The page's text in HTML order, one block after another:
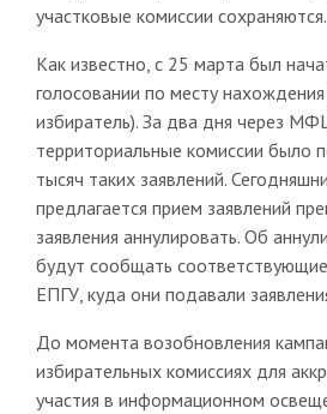
участковые комиссии сохраняются.
Как известно, с 25 марта был
голосовании по месту
избиратель). За два дня через
территориальные комиссии было
тысяч таких заявлений.
предлагается прием заявлений
заявления аннулировать. Об
будут сообщать
ЕПГУ, куда они подавали
До момента возобновления
избирательных комиссиях для
участия в информационном